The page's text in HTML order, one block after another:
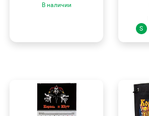
В наличии
S